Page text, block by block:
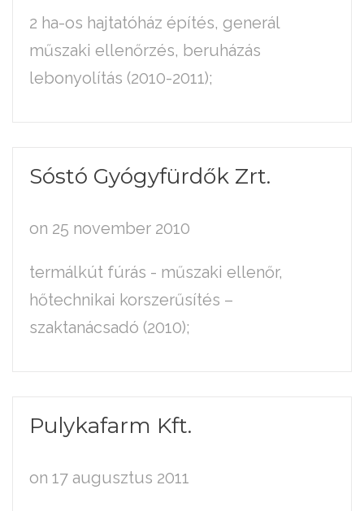
2 ha-os hajtatóház építés, generál
műszaki ellenőrzés, beruházás
lebonyolítás (2010-2011);
Sóstó Gyógyfürdők Zrt.
on 25 november 2010
termálkút fúrás - műszaki ellenőr,
hőtechnikai korszerűsítés –
szaktanácsadó (2010);
Pulykafarm Kft.
on 17 augusztus 2011